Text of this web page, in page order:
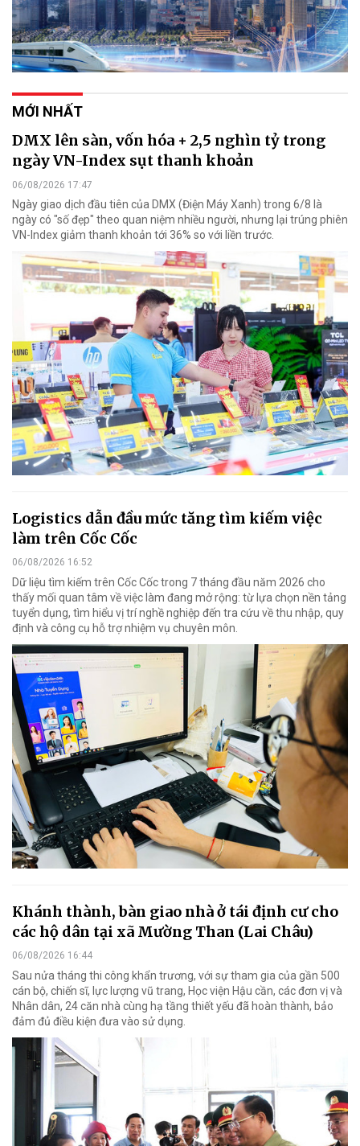
MỚI NHẤT
DMX lên sàn, vốn hóa + 2,5 nghìn tỷ trong
ngày VN-Index sụt thanh khoản
06/08/2026 17:47
Ngày giao dịch đầu tiên của DMX (Điện Máy Xanh) trong 6/8 là
ngày có "số đẹp" theo quan niệm nhiều người, nhưng lại trúng phiên
VN-Index giảm thanh khoản tới 36% so với liền trước.
Logistics dẫn đầu mức tăng tìm kiếm việc
làm trên Cốc Cốc
06/08/2026 16:52
Dữ liệu tìm kiếm trên Cốc Cốc trong 7 tháng đầu năm 2026 cho
thấy mối quan tâm về việc làm đang mở rộng: từ lựa chọn nền tảng
tuyển dụng, tìm hiểu vị trí nghề nghiệp đến tra cứu về thu nhập, quy
định và công cụ hỗ trợ nhiệm vụ chuyên môn.
Khánh thành, bàn giao nhà ở tái định cư cho
các hộ dân tại xã Mường Than (Lai Châu)
06/08/2026 16:44
Sau nửa tháng thi công khẩn trương, với sự tham gia của gần 500
cán bộ, chiến sĩ, lực lượng vũ trang, Học viện Hậu cần, các đơn vị và
Nhân dân, 24 căn nhà cùng hạ tầng thiết yếu đã hoàn thành, bảo
đảm đủ điều kiện đưa vào sử dụng.